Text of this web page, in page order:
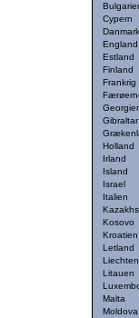
Cypern
Danmark
England
Estland
Finland
Frankrig
Gibraltar
Holland
Irland
Island
Israel
Italien
Kosovo
Kroatien
Letland
Litauen
Malta
Moldova